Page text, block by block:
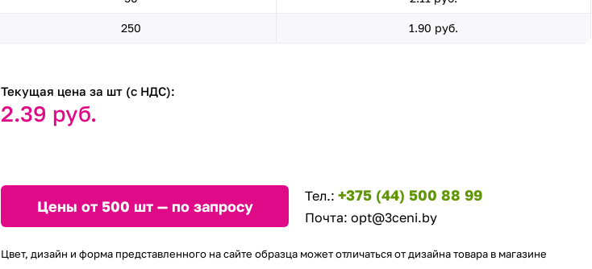
250 1.90 руб.
Текущая цена за шт (с НДС):
2.39 руб.
Цены от 500 шт — по запросу
Тел.: +375 (44) 500 88 99
Почта: opt@3ceni.by
Цвет, дизайн и форма представленного на сайте образца может отличаться от дизайна товара в магазине